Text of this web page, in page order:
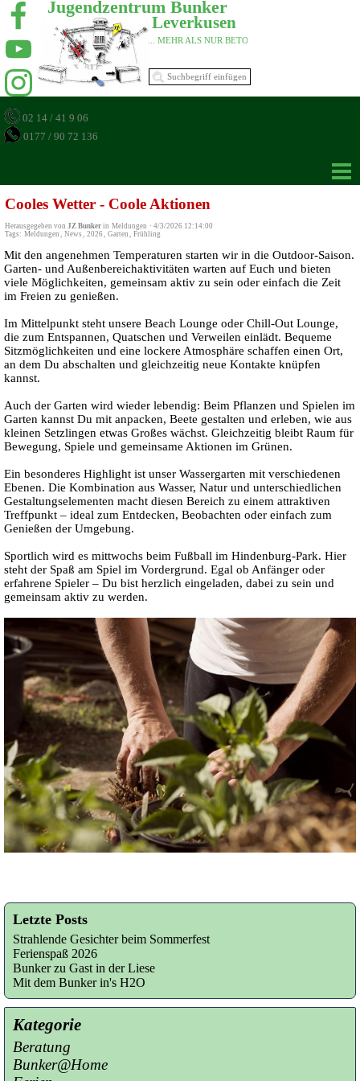
Jugendzentrum Bunker
... MEHR ALS NUR BETON
02 14 / 41 9 06
0177 / 90 72 136
Leverkusen
Cooles Wetter - Coole Aktionen
Herausgegeben von JZ Bunker in Meldungen · 4/3/2026 12:14:00
Tags: Meldungen , News , 2026 , Garten , Frühling
Mit den angenehmen Temperaturen starten wir in die Outdoor-Saison.
Garten- und Außenbereichaktivitäten warten auf Euch und bieten
viele Möglichkeiten, gemeinsam aktiv zu sein oder einfach die Zeit
im Freien zu genießen.
Im Mittelpunkt steht unsere Beach Lounge oder Chill-Out Lounge,
die zum Entspannen, Quatschen und Verweilen einlädt. Bequeme
Sitzmöglichkeiten und eine lockere Atmosphäre schaffen einen Ort,
an dem Du abschalten und gleichzeitig neue Kontakte knüpfen
kannst.
Auch der Garten wird wieder lebendig: Beim Pflanzen und Spielen im
Garten kannst Du mit anpacken, Beete gestalten und erleben, wie aus
kleinen Setzlingen etwas Großes wächst. Gleichzeitig bleibt Raum für
Bewegung, Spiele und gemeinsame Aktionen im Grünen.
Ein besonderes Highlight ist unser Wassergarten mit verschiedenen
Ebenen. Die Kombination aus Wasser, Natur und unterschiedlichen
Gestaltungselementen macht diesen Bereich zu einem attraktiven
Treffpunkt – ideal zum Entdecken, Beobachten oder einfach zum
Genießen der Umgebung.
Sportlich wird es mittwochs beim Fußball im Hindenburg-Park. Hier
steht der Spaß am Spiel im Vordergrund. Egal ob Anfänger oder
erfahrene Spieler – Du bist herzlich eingeladen, dabei zu sein und
gemeinsam aktiv zu werden.
Letzte Posts
Strahlende Gesichter beim Sommerfest
Ferienspaß 2026
Bunker zu Gast in der Liese
Mit dem Bunker in's H2O
Kategorie
Beratung
Bunker@Home